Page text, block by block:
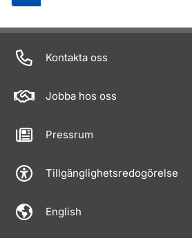
Om sidan
Kontakta oss
Jobba hos oss
Pressrum
Tillgänglighetsredogörelse
English